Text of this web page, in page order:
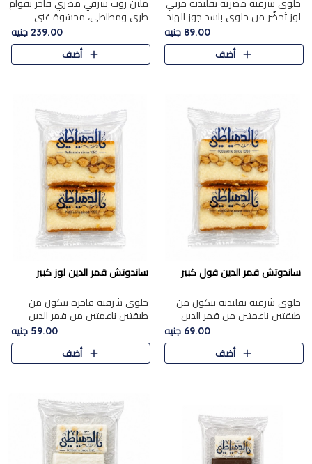
حلوى شرقية مصرية تقليدية مربي
لوز تُحضَّر من حلوى باسد جوز الهند
بقوام طري ومذاق غني، وتُزين
وتغطاه بقطع اللوز الفاخر التي
تضيف لمسة مميزة م..
89.00 جنيه
أضف
ملبن روب شرقي مصري فاخر بقوام
طري ومطاطي، محشوة غني
بسخاء بقطع عين الجمل واللوز
الفاخر التي تضيف قرمشة مميزة
ومرضية ونكهة ناتي غنية في كل
239.00 جنيه
أضف
ساندوتش قمر الدين فول كبير
حلوى شرقية تقليدية تتكون من
طبقتين ناعمتين من قمر الدين
الفاخر، تتوسطهما حشوة غنية من
الفول السوداني المحمص، لتجمع
بين حلاوة المشمش الطبيعية..
69.00 جنيه
أضف
ساندوتش قمر الدين لوز كبير
حلوى شرقية فاخرة تتكون من
طبقتين ناعمتين من قمر الدين
الفاخر، تتوسطهما حشوة غنية من
اللوز المحمص لتمنح مزيجًا متوازنًا
من النعومة والقرمشة. ..
59.00 جنيه
أضف